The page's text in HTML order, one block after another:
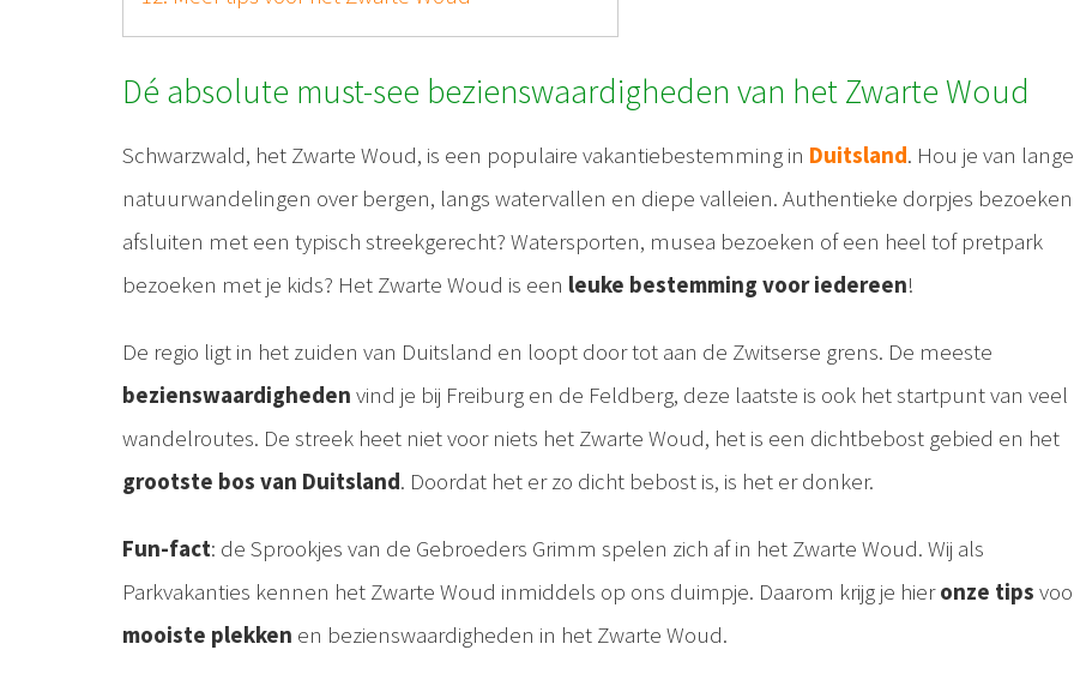
Dé absolute must-see bezienswaardigheden van het Zwarte Woud
Schwarzwald, het Zwarte Woud, is een populaire vakantiebestemming in Duitsland. Hou je van lange
natuurwandelingen over bergen, langs watervallen en diepe valleien. Authentieke dorpjes
afsluiten met een typisch streekgerecht? Watersporten, musea bezoeken of een heel tof pretpark
bezoeken met je kids? Het Zwarte Woud is een leuke bestemming voor iedereen!
De regio ligt in het zuiden van Duitsland en loopt door tot aan de Zwitserse grens. De meeste
bezienswaardigheden vind je bij Freiburg en de Feldberg, deze laatste is ook het startpunt van veel
wandelroutes. De streek heet niet voor niets het Zwarte Woud, het is een dichtbebost gebied en het
grootste bos van Duitsland. Doordat het er zo dicht bebost is, is het er donker.
Fun-fact: de Sprookjes van de Gebroeders Grimm spelen zich af in het Zwarte Woud. Wij als
Parkvakanties kennen het Zwarte Woud inmiddels op ons duimpje. Daarom krijg je hieronze tips
mooiste plekken en bezienswaardigheden in het Zwarte Woud.